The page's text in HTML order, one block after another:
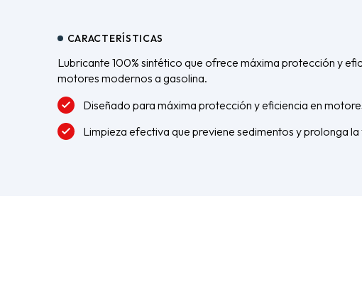
CARACTERÍSTICAS
Lubricante 100% sintético que ofrece máxima protección y
motores modernos a gasolina.
Diseñado para máxima protección y eficiencia en
Limpieza efectiva que previene sedimentos y prolonga